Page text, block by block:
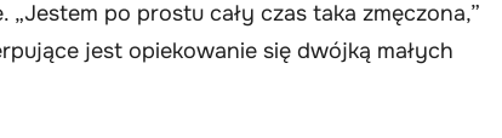
„Jestem po prostu cały czas taka zmęczona,”
jest opiekowanie się dwójką małych